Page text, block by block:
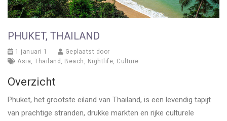
PHUKET, THAILAND
1 januari 1
Geplaatst door
Asia, Thailand , Beach , Nightlife, Culture
Overzicht
Phuket, het grootste eiland van Thailand, is een levendig tapijt
van prachtige stranden, drukke markten en rijke culturele